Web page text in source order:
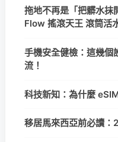
拖地不再是「把髒水
Flow 搖滾天王 滾筒活
手機安全健檢：這幾個
流！
科技新知：為什麼
移居馬來西亞前必讀